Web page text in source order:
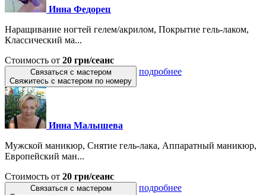
Инна Федорец
Наращивание ногтей гелем/акрилом, Покрытие гель-лаком,
Классический ма...
Стоимость от 20 грн/сеанс
Связаться с мастером
Свяжитесь с мастером по номеру
подробнее
Инна Малышева
Мужской маникюр, Снятие гель-лака, Аппаратный маникюр,
Европейский ман...
Стоимость от 20 грн/сеанс
Связаться с мастером
подробнее